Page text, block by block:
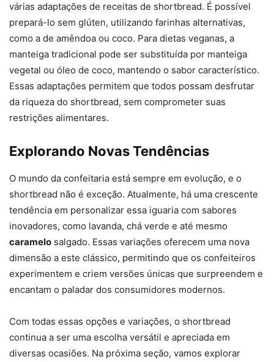
várias adaptações de receitas de shortbread. É possível
prepará-lo sem glúten, utilizando farinhas alternativas,
como a de amêndoa ou coco. Para dietas veganas, a
manteiga tradicional pode ser substituída por manteiga
vegetal ou óleo de coco, mantendo o sabor característico.
Essas adaptações permitem que todos possam desfrutar
da riqueza do shortbread, sem comprometer suas
restrições alimentares.
Explorando Novas Tendências
O mundo da confeitaria está sempre em evolução, e o
shortbread não é exceção. Atualmente, há uma crescente
tendência em personalizar essa iguaria com sabores
inovadores, como lavanda, chá verde e até mesmo
caramelo salgado. Essas variações oferecem uma nova
dimensão a este clássico, permitindo que os confeiteiros
experimentem e criem versões únicas que surpreendem e
encantam o paladar dos consumidores modernos.
Com todas essas opções e variações, o shortbread
continua a ser uma escolha versátil e apreciada em
diversas ocasiões. Na próxima seção, vamos explorar